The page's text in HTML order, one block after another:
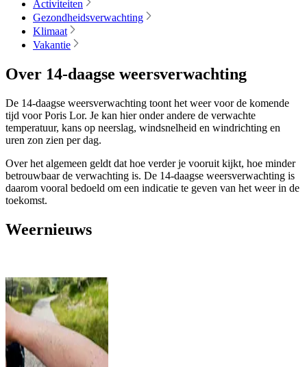
Activiteiten
Gezondheidsverwachting
Klimaat
Vakantie
Over 14-daagse weersverwachting
De 14-daagse weersverwachting toont het weer voor de komende
tijd voor Poris Lor. Je kan hier onder andere de verwachte
temperatuur, kans op neerslag, windsnelheid en windrichting en
uren zon zien per dag.
Over het algemeen geldt dat hoe verder je vooruit kijkt, hoe minder
betrouwbaar de verwachting is. De 14-daagse weersverwachting is
daarom vooral bedoeld om een indicatie te geven van het weer in de
toekomst.
Weernieuws